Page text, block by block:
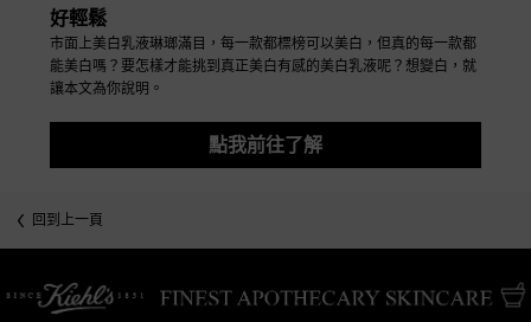
好輕鬆
市面上美白乳液琳瑯滿目，每一款都標榜可以美白，但真的每一款都
能美白嗎？要怎樣才能挑到真正美白有感的美白乳液呢？想變白，就
讓本文為你說明。
點我前往了解
回到上一頁